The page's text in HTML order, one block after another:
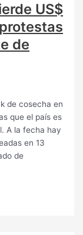
US$
de
de cosecha en
que el país es
A la fecha hay
en 13
de